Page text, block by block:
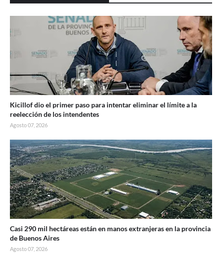
Kicillof dio el primer paso para intentar eliminar el límite a la
reelección de los intendentes
Agosto 07, 2026
Casi 290 mil hectáreas están en manos extranjeras en la provincia
de Buenos Aires
Agosto 07, 2026